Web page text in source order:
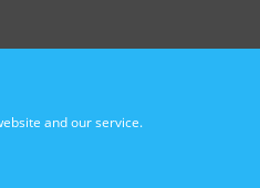
and our service.